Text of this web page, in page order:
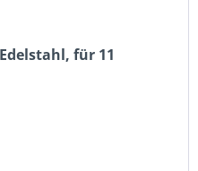
für 11